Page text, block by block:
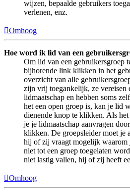
wijzen, bepaalde gebruikers
verlenen, enz.
Omhoog
Hoe word ik lid van een
Om lid van een gebruikersgroep
bijhorende link klikken in het
overzicht van alle
zijn vrij toegankelijk, ze vereisen
lidmaatschap en hebben soms
het een open groep is, kan je lid
dienende knop te klikken. Als het
je je lidmaatschap aanvragen
klikken. De groepsleider moet je
hij of zij vraagt mogelijk
niet tot een groep toegelaten
niet lastig vallen, hij of zij heeft
Omhoog